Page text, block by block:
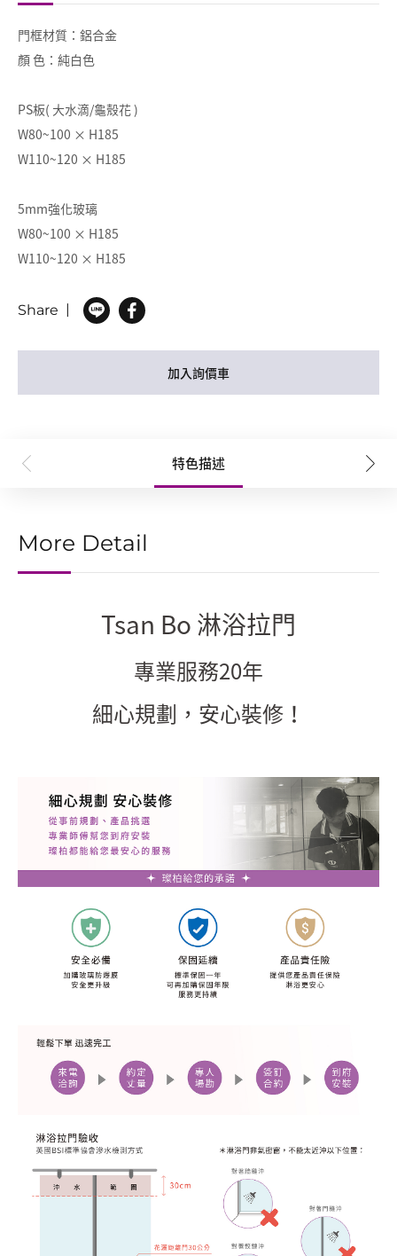
門框材質：鋁合金
顏 色：純白色
PS板( 大水滴/龜殼花 )
W80~100 × H185
W110~120 × H185
5mm強化玻璃
W80~100 × H185
W110~120 × H185
加入詢價車
Share
特色描述
More Detail
Tsan Bo 淋浴拉門
專業服務20年
細心規劃，安心裝修！